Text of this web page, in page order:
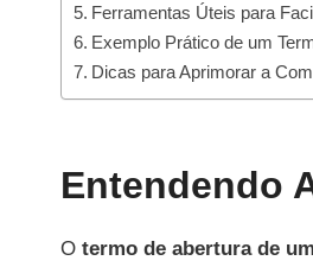
Ferramentas Úteis para
Exemplo Prático de um
Dicas para Aprimorar a
Entendendo
O termo de abertura de